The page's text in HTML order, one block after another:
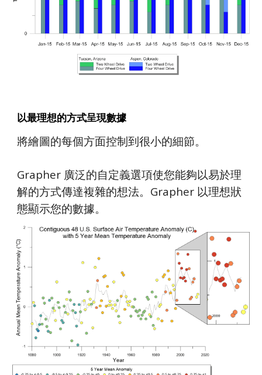
以最理想的方式呈現數據
將繪圖的每個方面控制到很小的細節。
Grapher 廣泛的自定義選項使您能夠以易於理
解的方式傳達複雜的想法。Grapher 以理想狀
態顯示您的數據。